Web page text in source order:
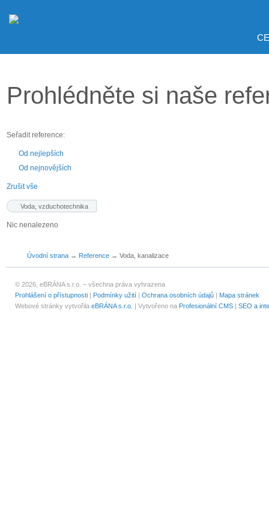
Prohlédněte si naše
Seřadit reference:
Od nejlepších
Od nejnovějších
Zrušit vše
Voda, vzduchotechnika
Nic nenalezeno
Úvodní strana → Reference → Voda, kanalizace
© 2026, eBRÁNA s.r.o. – všechna práva vyhrazena
Prohlášení o přístupnosti | Podmínky užití | Ochrana osobních údajů | Mapa stránek
Webové stránky vytvořila eBRÁNA s.r.o. | Vytvořeno na Profesionální CMS | SEO a